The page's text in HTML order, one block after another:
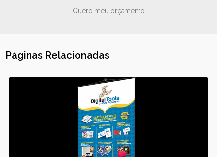
Quero meu orçamento
Páginas Relacionadas